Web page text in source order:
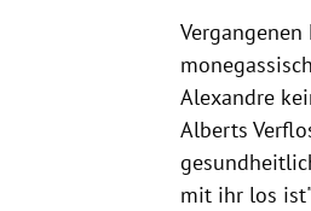
Alexandre
Alberts
mit ihr los